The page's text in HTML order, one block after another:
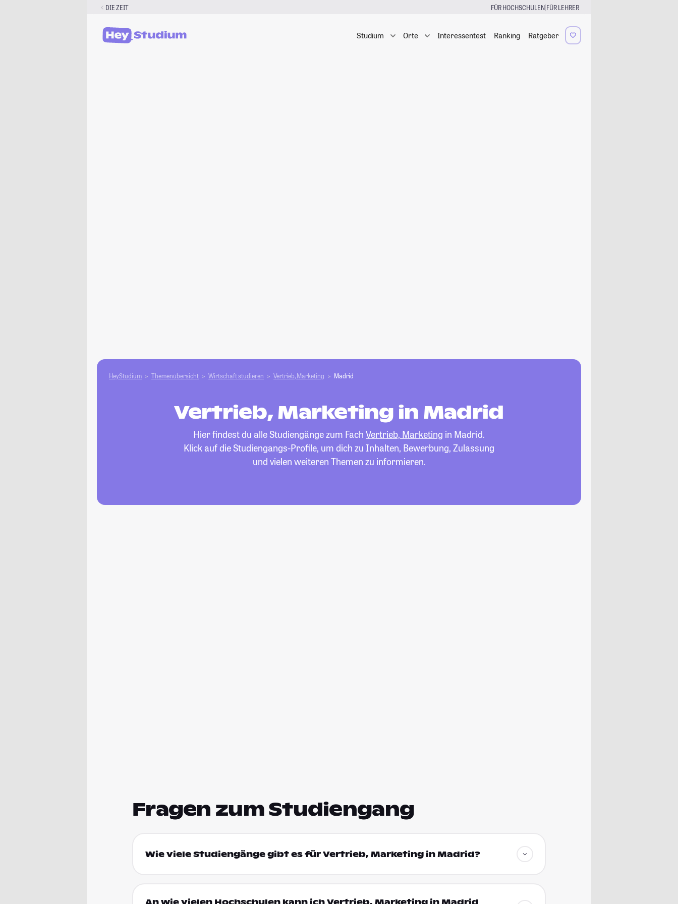
DIE ZEIT FÜR HOCHSCHULEN|FÜR LEHRER
Studium Orte Interessentest Ranking Ratgeber
HeyStudium Themenübersicht Wirtschaft studieren Vertrieb, Marketing Madrid
Vertrieb, Marketing in Madrid
Hier findest du alle Studiengänge zum Fach Vertrieb, Marketing in Madrid.
Klick auf die Studiengangs-Profile, um dich zu Inhalten, Bewerbung, Zulassung
und vielen weiteren Themen zu informieren.
Fragen zum Studiengang
Wie viele Studiengänge gibt es für Vertrieb, Marketing in Madrid?